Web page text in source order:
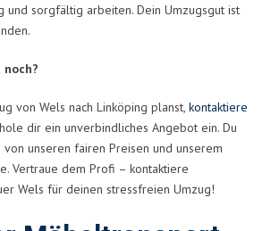
und sorgfältig arbeiten. Dein Umzugsgut ist
von Wels nach Linköping planst, kontaktiere
dir ein unverbindliches Angebot ein. Du
unseren fairen Preisen und unserem
Vertraue dem Profi – kontaktiere
Wels für deinen stressfreien Umzug!